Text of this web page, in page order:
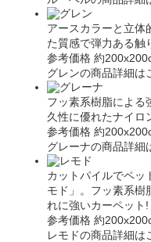
アースカラーと立体
た質感で弾力ある触
参考価格 約
グレンの商品詳細は
フッ素系樹脂による
久性に優れたナイロ
参考価格 約
グレーナの商品詳細
カットパイルでペッ
モド」
。フッ素系樹
れに強いカーペット!
参考価格 約
レモドの商品詳細は